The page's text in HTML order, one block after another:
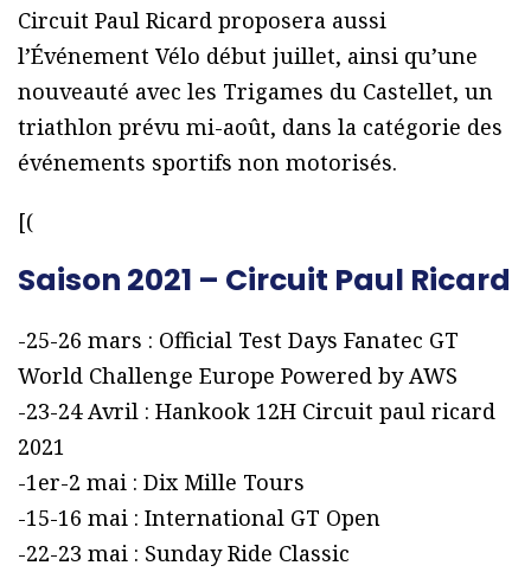
Circuit Paul Ricard proposera aussi
l’Événement Vélo début juillet, ainsi qu’une
nouveauté avec les Trigames du Castellet, un
triathlon prévu mi-août, dans la catégorie des
événements sportifs non motorisés.
[(
Saison 2021 – Circuit Paul Ricard
-25-26 mars : Official Test Days Fanatec GT
World Challenge Europe Powered by AWS
-23-24 Avril : Hankook 12H Circuit paul ricard
2021
-1er-2 mai : Dix Mille Tours
-15-16 mai : International GT Open
-22-23 mai : Sunday Ride Classic